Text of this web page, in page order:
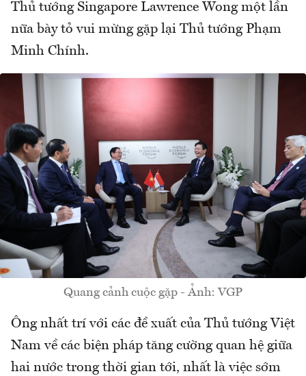
Thủ tướng Singapore Lawrence Wong một lần
nữa bày tỏ vui mừng gặp lại Thủ tướng Phạm
Minh Chính.
Quang cảnh cuộc gặp - Ảnh: VGP
Ông nhất trí với các đề xuất của Thủ tướng Việt
Nam về các biện pháp tăng cường quan hệ giữa
hai nước trong thời gian tới, nhất là việc sớm